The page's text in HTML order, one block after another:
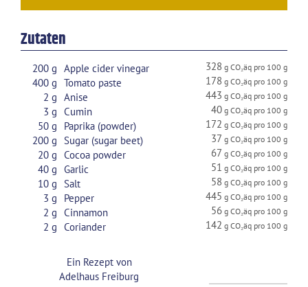
Zutaten
200 g Apple cider vinegar
328
400 g Tomato paste
178
2 g Anise
443
3 g Cumin
40
50 g Paprika (powder)
172
200 g Sugar (sugar beet)
37
20 g Cocoa powder
67
40 g Garlic
51
10 g Salt
58
3 g Pepper
445
2 g Cinnamon
56
2 g Coriander 142
Ein Rezept von
Adelhaus Freiburg